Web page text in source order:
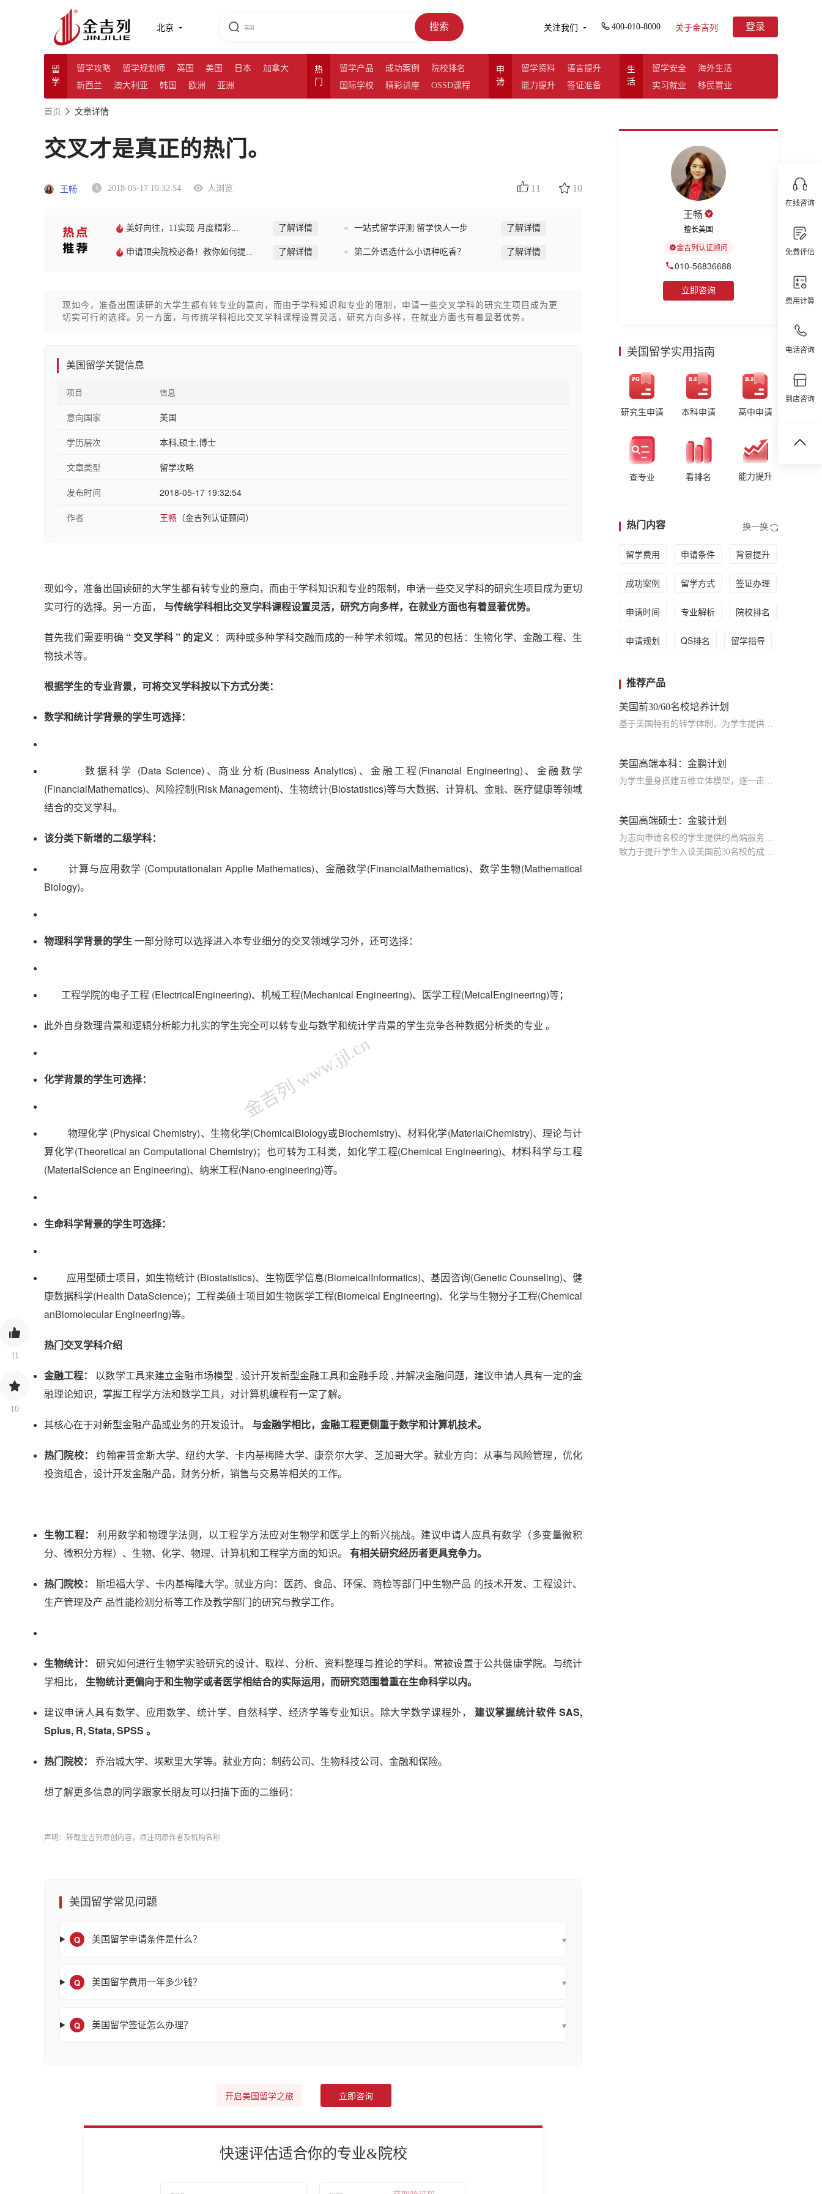
北京 搜索 关注我们 400-010-8000 关于金吉列 登录
留
学
留学攻略 留学规划师 英国 美国 日本
加拿大
新西兰
澳大利亚 韩国 欧洲 亚洲
热
门
留学产品 成功案例
院校排名
国际学校
精彩讲座 OSSD课程
申
请
留学资料
语言提升
能力提升
签证准备
生
活
留学安全
海外生活
实习就业
移民置业
在线咨询
免费评估
费用计算
电话咨询
到店咨询
11
10
首页 文章详情
交叉才是真正的热门。
王畅 2018-05-17 19:32:54 人浏览 11 10
美好向往，11实现 月度精彩... 了解详情 一站式留学评测 留学快人一步 了解详情
申请顶尖院校必备！教你如何提... 了解详情 第二外语选什么小语种吃香？ 了解详情
现如今，准备出国读研的大学生都有转专业的意向，而由于学科知识和专业的限制，申请一些交叉学科的研究生项目成为更
切实可行的选择。另一方面，与传统学科相比交叉学科课程设置灵活，研究方向多样，在就业方面也有着显著优势。
美国留学关键信息
项目 信息
意向国家 美国
学历层次 本科,硕士,博士
文章类型 留学攻略
发布时间 2018-05-17 19:32:54
作者 王畅 （金吉列认证顾问）
现如今，准备出国读研的大学生都有转专业的意向，而由于学科知识和专业的限制，申请一些交叉学科的研究生项目成为更切
实可行的选择。另一方面， 与传统学科相比交叉学科课程设置灵活，研究方向多样，在就业方面也有着显著优势。
首先我们需要明确 “ 交叉学科 ” 的定义 ：两种或多种学科交融而成的一种学术领域。常见的包括：生物化学、金融工程、生
物技术等。
根据学生的专业背景，可将交叉学科按以下方式分类：
数学和统计学背景的学生可选择：
数据科学 (Data Science)、商业分析(Business Analytics)、金融工程(Financial Engineering)、金融数学
(FinancialMathematics)、风险控制(Risk Management)、生物统计(Biostatistics)等与大数据、计算机、金融、医疗健康等领域
结合的交叉学科。
该分类下新增的二级学科：
计算与应用数学 (Computationalan Applie Mathematics)、金融数学(FinancialMathematics)、数学生物(Mathematical
Biology)。
物理科学背景的学生一部分除可以选择进入本专业细分的交叉领域学习外，还可选择：
工程学院的电子工程 (ElectricalEngineering)、机械工程(Mechanical Engineering)、医学工程(MeicalEngineering)等；
此外自身数理背景和逻辑分析能力扎实的学生完全可以转专业与数学和统计学背景的学生竞争各种数据分析类的专业 。
化学背景的学生可选择：
物理化学 (Physical Chemistry)、生物化学(ChemicalBiology或Biochemistry)、材料化学(MaterialChemistry)、理论与计
算化学(Theoretical an Computational Chemistry)；也可转为工科类，如化学工程(Chemical Engineering)、材料科学与工程
(MaterialScience an Engineering)、纳米工程(Nano-engineering)等。
生命科学背景的学生可选择：
应用型硕士项目，如生物统计 (Biostatistics)、生物医学信息(BiomeicalInformatics)、基因咨询(Genetic Counseling)、健
康数据科学(Health DataScience)；工程类硕士项目如生物医学工程(Biomeical Engineering)、化学与生物分子工程(Chemical
anBiomolecular Engineering)等。
热门交叉学科介绍
金融工程：
以数学工具来建立金融市场模型 , 设计开发新型金融工具和金融手段 , 并解决金融问题，建议申请人具有一定的金
融理论知识，掌握工程学方法和数学工具，对计算机编程有一定了解。
其核心在于对新型金融产品或业务的开发设计。 与金融学相比，金融工程更侧重于数学和计算机技术。
热门院校：
约翰霍普金斯大学、纽约大学、卡内基梅隆大学、康奈尔大学、芝加哥大学。就业方向：从事与风险管理，优化
投资组合，设计开发金融产品，财务分析，销售与交易等相关的工作。
生物工程：
利用数学和物理学法则，以工程学方法应对生物学和医学上的新兴挑战。建议申请人应具有数学（多变量微积
分、微积分方程）、生物、化学、物理、计算机和工程学方面的知识。 有相关研究经历者更具竞争力。
热门院校：
斯坦福大学、卡内基梅隆大学。就业方向：医药、食品、环保、商检等部门中生物产品 的技术开发、工程设计、
生产管理及产 品性能检测分析等工作及教学部门的研究与教学工作。
生物统计：
研究如何进行生物学实验研究的设计、取样、分析、资料整理与推论的学科。常被设置于公共健康学院。与统计
学相比， 生物统计更偏向于和生物学或者医学相结合的实际运用，而研究范围着重在生命科学以内。
建议申请人具有数学、应用数学、统计学、自然科学、经济学等专业知识。除大学数学课程外， 建议掌握统计软件 SAS,
Splus, R, Stata, SPSS 。
热门院校： 乔治城大学、埃默里大学等。就业方向：制药公司、生物科技公司、金融和保险。
想了解更多信息的同学跟家长朋友可以扫描下面的二维码：
金吉列 www.jjl.cn
声明：转载金吉列原创内容，须注明原作者及机构名称
美国留学常见问题
Q 美国留学申请条件是什么？ ▾
Q 美国留学费用一年多少钱？ ▾
Q 美国留学签证怎么办理？ ▾
开启美国留学之旅 立即咨询
快速评估适合你的专业&院校
王畅
擅长美国
金吉列认证顾问
010-56836688
立即咨询
美国留学实用指南
研究生申请 本科申请 高中申请
查专业 看排名 能力提升
热门内容 换一换
留学费用 申请条件 背景提升
成功案例 留学方式 签证办理
申请时间 专业解析 院校排名
申请规划 QS排名 留学指导
推荐产品
美国前30/60名校培养计划
基于美国特有的转学体制，为学生提供包括学术、领导力、职业等在内的长时段服务，让学生既获得名校录取，又有读完名校的实力
美国高端本科：金鹏计划
为学生量身搭建五维立体模型，逐一击破痛点，致力于提高美国TOP30本科录取成功率
美国高端硕士：金骏计划
为志向申请名校的学生提供的高端服务产品
致力于提升学生入读美国前30名校的成功率